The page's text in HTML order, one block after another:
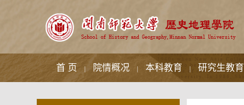
首 页 院情概况 本科教育 研究生教育